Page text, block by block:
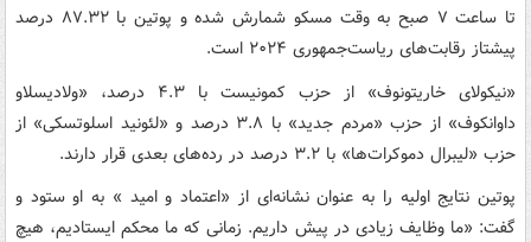
تا ساعت ۷ صبح به وقت مسکو شمارش شده و پوتین با ۸۷.۳۲ درصد
پیشتاز رقابت‌های ریاست‌جمهوری ۲۰۲۴ است.
«نیکولای خاریتونوف» از حزب کمونیست با ۴.۳ درصد، «ولادیسلاو
داوانکوف» از حزب «مردم جدید» با ۳.۸ درصد و «لئونید اسلوتسکی» از
حزب «لیبرال دموکرات‌ها» با ۳.۲ درصد در رده‌های بعدی قرار دارند.
پوتین نتایج اولیه را به عنوان نشانه‌ای از «اعتماد و امید » به او ستود و
گفت: «ما وظایف زیادی در پیش داریم. زمانی که ما محکم ایستادیم، هیچ